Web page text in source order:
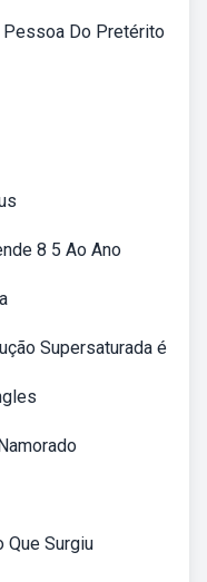
Pessoa Do Pretérito
8 5 Ao Ano
Supersaturada é
Que Surgiu